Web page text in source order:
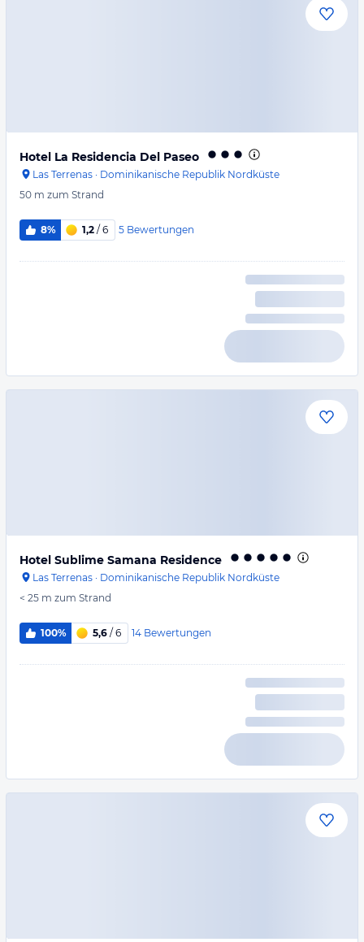
Hotel La Residencia Del Paseo
Las Terrenas · Dominikanische Republik Nordküste
50 m zum Strand
8% 1,2 / 6 5 Bewertungen
Hotel Sublime Samana Residence
Las Terrenas · Dominikanische Republik Nordküste
< 25 m zum Strand
100% 5,6 / 6 14 Bewertungen